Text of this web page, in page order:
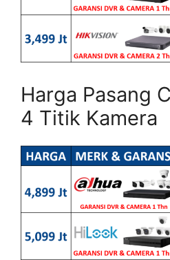
Harga Pasang
4 Titik Kamera